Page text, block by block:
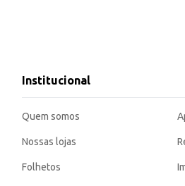
Institucional
Quem somos
Nossas lojas
Folhetos